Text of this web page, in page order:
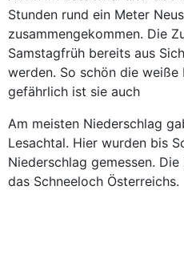
Stunden rund ein Meter
zusammengekommen. Die
Samstagfrüh bereits aus
werden. So schön die weiße
gefährlich ist sie auch
Am meisten Niederschlag
Lesachtal. Hier wurden bis
Niederschlag gemessen.
das Schneeloch Österreichs.